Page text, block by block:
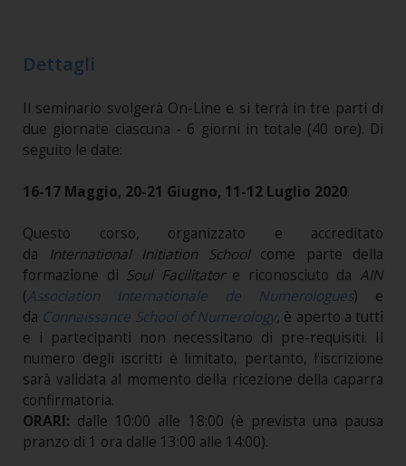
Dettagli
Il seminario svolgerà On-Line e si terrà in tre parti di
due giornate ciascuna - 6 giorni in totale (40 ore). Di
seguito le date:
16-17 Maggio, 20-21 Giugno, 11-12 Luglio 2020.
Questo corso, organizzato e accreditato
da International Initiation Schoolcome parte della
formazione di Soul Facilitator e riconosciuto da AIN
(Association Internationale de Numerologues) e
da Connaissance School of Numerology, è aperto a tutti
e i partecipanti non necessitano di pre-requisiti. Il
numero degli iscritti è limitato, pertanto, l'iscrizione
sarà validata al momento della ricezione della caparra
confirmatoria.
ORARI: dalle 10:00 alle 18:00 (è prevista una pausa
pranzo di 1 ora dalle 13:00 alle 14:00).